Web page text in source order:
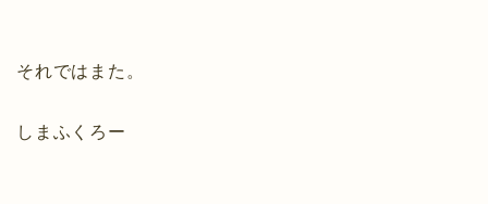
それではまた。
しまふくろー